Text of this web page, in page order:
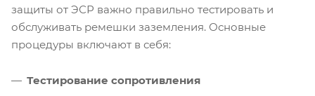
защиты от ЭСР важно правильно тестировать и
обслуживать ремешки заземления. Основные
процедуры включают в себя:
Тестирование сопротивления